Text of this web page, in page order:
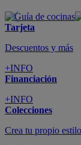
Tarjeta
Descuentos y más
+INFO
Financiación
+INFO
Colecciones
Crea tu propio estilo